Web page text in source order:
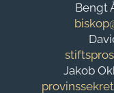
Bengt
Jakob